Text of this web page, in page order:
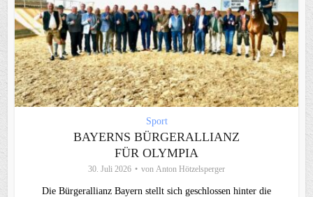
Sport
BAYERNS BÜRGERALLIANZ
FÜR OLYMPIA
30. Juli 2026 von Anton Hötzelsperger
Die Bürgerallianz Bayern stellt sich geschlossen hinter die